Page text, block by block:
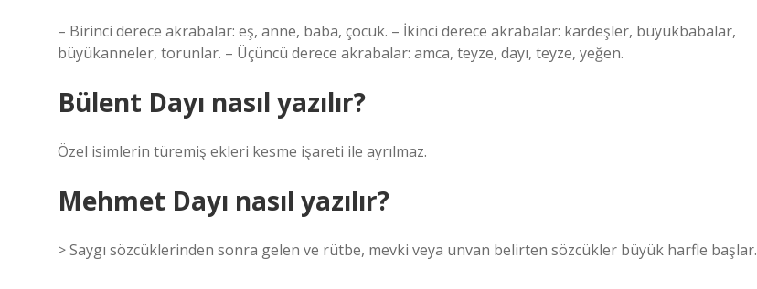
– Birinci derece akrabalar: eş, anne, baba, çocuk. – İkinci derece akrabalar: kardeşler, büyükbabalar,
büyükanneler, torunlar. – Üçüncü derece akrabalar: amca, teyze, dayı, teyze, yeğen.
Bülent Dayı nasıl yazılır?
Özel isimlerin türemiş ekleri kesme işareti ile ayrılmaz.
Mehmet Dayı nasıl yazılır?
> Saygı sözcüklerinden sonra gelen ve rütbe, mevki veya unvan belirten sözcükler büyük harfle başlar.